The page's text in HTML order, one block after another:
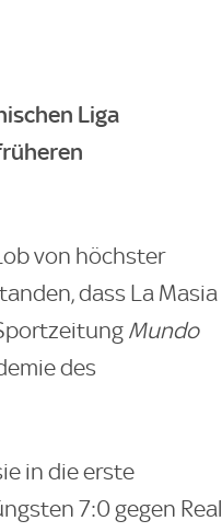
Liga
von höchster
dass La Masia
Mundo
des
in die erste
7:0 gegen Real